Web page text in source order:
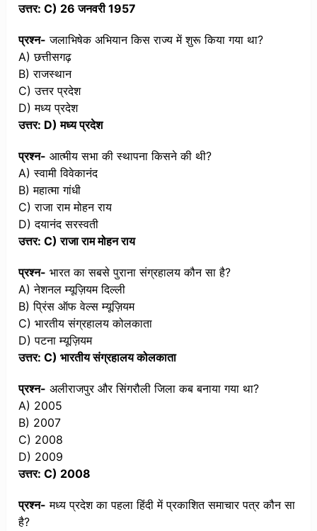
उत्तर: C) 26 जनवरी 1957
प्रश्न- जलाभिषेक अभियान किस राज्य में शुरू किया गया था?
A) छत्तीसगढ़
B) राजस्थान
C) उत्तर प्रदेश
D) मध्य प्रदेश
उत्तर: D) मध्य प्रदेश
प्रश्न- आत्मीय सभा की स्थापना किसने की थी?
A) स्वामी विवेकानंद
B) महात्मा गांधी
C) राजा राम मोहन राय
D) दयानंद सरस्वती
उत्तर: C) राजा राम मोहन राय
प्रश्न- भारत का सबसे पुराना संग्रहालय कौन सा है?
A) नेशनल म्यूज़ियम दिल्ली
B) प्रिंस ऑफ वेल्स म्यूज़ियम
C) भारतीय संग्रहालय कोलकाता
D) पटना म्यूज़ियम
उत्तर: C) भारतीय संग्रहालय कोलकाता
प्रश्न- अलीराजपुर और सिंगरौली जिला कब बनाया गया था?
A) 2005
B) 2007
C) 2008
D) 2009
उत्तर: C) 2008
प्रश्न- मध्य प्रदेश का पहला हिंदी में प्रकाशित समाचार पत्र कौन सा
है?